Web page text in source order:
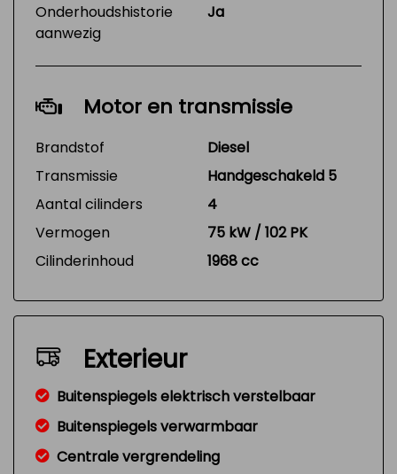
Onderhoudshistorie
aanwezig
Ja
Motor en transmissie
Brandstof
Diesel
Transmissie
Handgeschakeld 5
Aantal cilinders
4
Vermogen
75 kW / 102 PK
Cilinderinhoud
1968 cc
Exterieur
Buitenspiegels elektrisch verstelbaar
Buitenspiegels verwarmbaar
Centrale vergrendeling